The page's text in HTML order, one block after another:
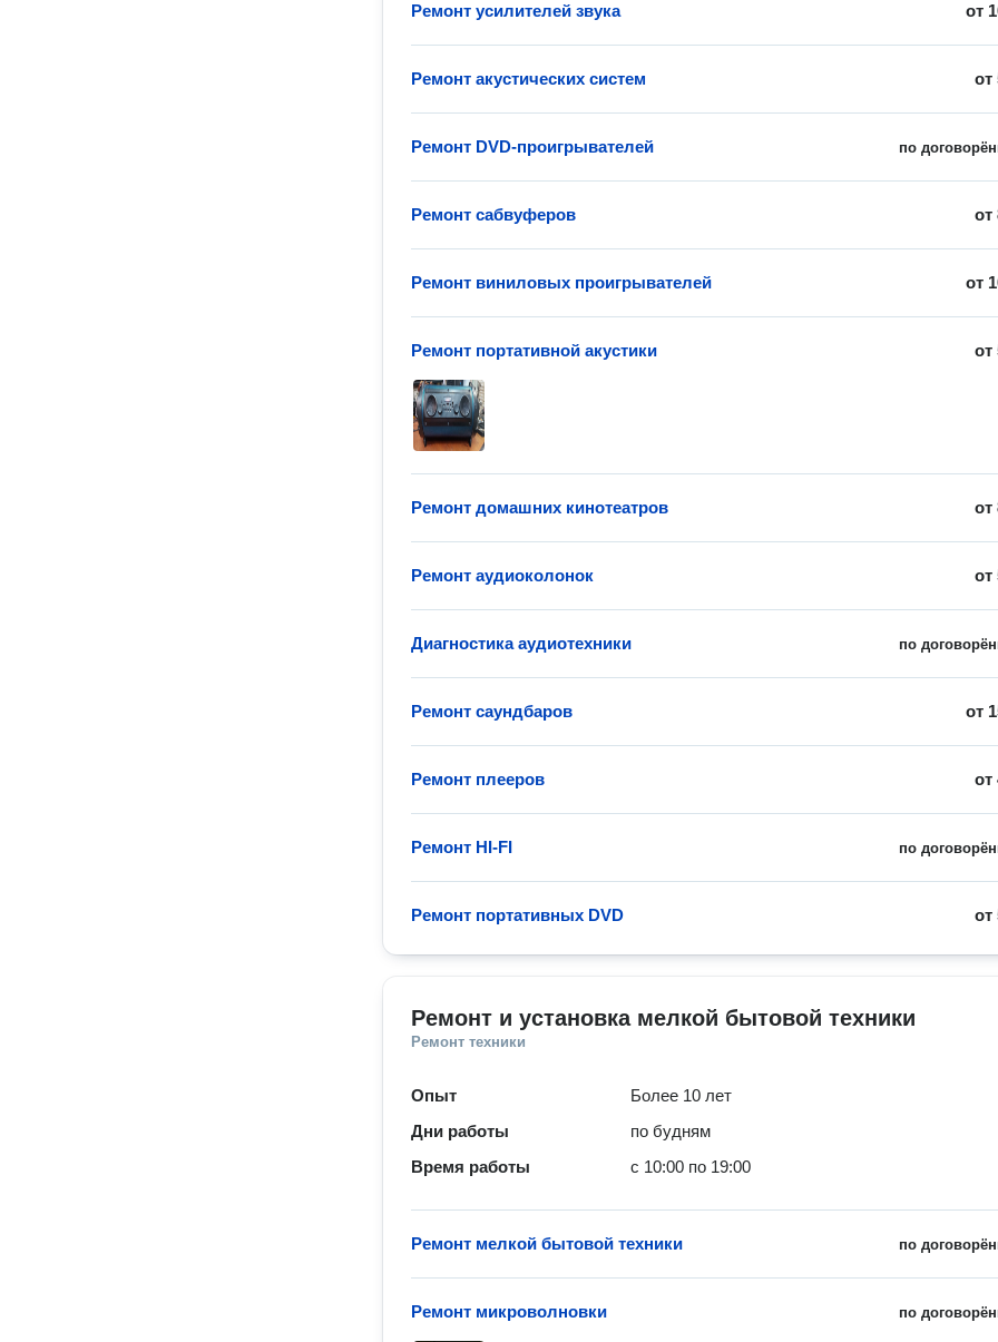
от
Ремонт усилителей звука
от
Ремонт акустических систем
по
Ремонт DVD-проигрывателей
от
Ремонт сабвуферов
от
Ремонт виниловых проигрывателей
от
Ремонт портативной акустики
от
Ремонт домашних кинотеатров
от
Ремонт аудиоколонок
по
Диагностика аудиотехники
от
Ремонт саундбаров
от
Ремонт плееров
по
Ремонт HI-FI
от
Ремонт портативных DVD
Ремонт и установка мелкой бытовой техники
Ремонт техники
Опыт
Более 10 лет
Дни работы
по будням
Время работы
с 10:00 по 19:00
по
Ремонт мелкой бытовой техники
по
Ремонт микроволновки